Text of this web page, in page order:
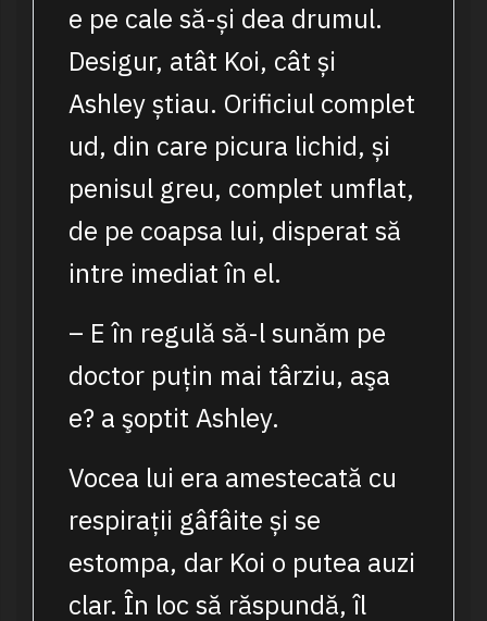
e pe cale să-și dea drumul.
Desigur, atât Koi, cât și
Ashley știau. Orificiul complet
ud, din care picura lichid, și
penisul greu, complet umflat,
de pe coapsa lui, disperat să
intre imediat în el.
– E în regulă să-l sunăm pe
doctor puțin mai târziu, aşa
e? a şoptit Ashley.
Vocea lui era amestecată cu
respirații gâfâite și se
estompa, dar Koi o putea auzi
clar. În loc să răspundă, îl